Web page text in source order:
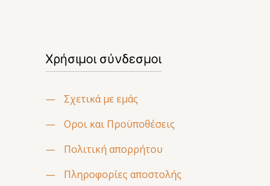
Χρήσιμοι σύνδεσμοι
—
Σχετικά με εμάς
—
Οροι και Προϋποθέσεις
—
Πολιτική απορρήτου
—
Πληροφορίες αποστολής